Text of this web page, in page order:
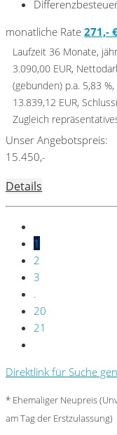
monatliche Rate 271,-
Laufzeit 36 Monate,
3.090,00 EUR,
(gebunden) p.a. 5,83
13.839,12 EUR,
Zugleich
Unser Angebotspreis:
15.450,-
Details
1
2
3
.
20
21
Direktlink für Suche
* Ehemaliger Neupreis
am Tag der Erstzulassung)